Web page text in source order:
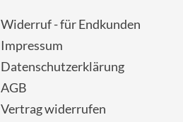
Widerruf - für Endkunden
Impressum
Datenschutzerklärung
AGB
Vertrag widerrufen